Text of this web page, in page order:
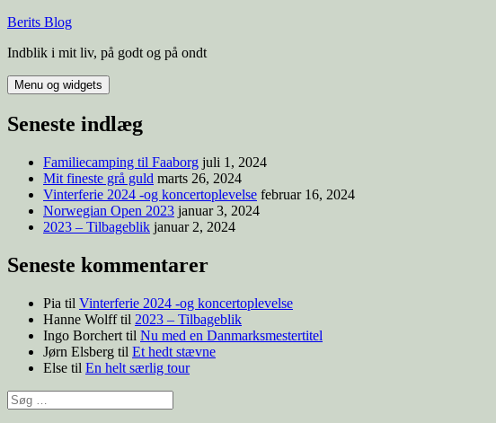
Berits Blog
Indblik i mit liv, på godt og på ondt
Menu og widgets
Seneste indlæg
Familiecamping til Faaborg juli 1, 2024
Mit fineste grå guld marts 26, 2024
Vinterferie 2024 -og koncertoplevelse februar 16, 2024
Norwegian Open 2023 januar 3, 2024
2023 – Tilbageblik januar 2, 2024
Seneste kommentarer
Pia til Vinterferie 2024 -og koncertoplevelse
Hanne Wolfftil 2023 – Tilbageblik
Ingo Borchert til Nu med en Danmarksmestertitel
Jørn Elsberg til Et hedt stævne
Else til En helt særlig tour